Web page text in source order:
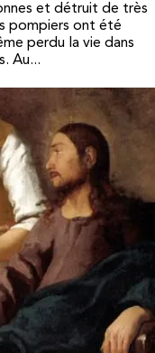
et détruit de très
pompiers ont été
perdu la vie dans
Au...